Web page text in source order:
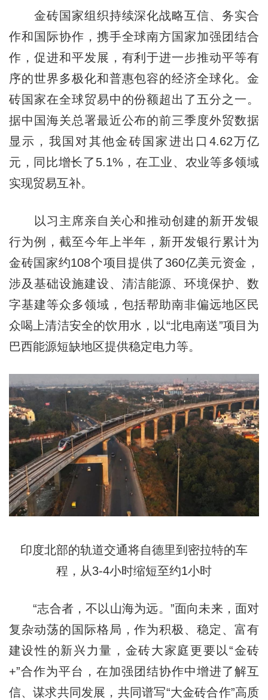
金砖国家组织持续深化战略互信、务实合
作和国际协作，携手全球南方国家加强团结合
作，促进和平发展，有利于进一步推动平等有
序的世界多极化和普惠包容的经济全球化。金
砖国家在全球贸易中的份额超出了五分之一。
据中国海关总署最近公布的前三季度外贸数据
显示，我国对其他金砖国家进出口4.62万亿
元，同比增长了5.1%，在工业、农业等多领域
实现贸易互补。
以习主席亲自关心和推动创建的新开发银
行为例，截至今年上半年，新开发银行累计为
金砖国家约108个项目提供了360亿美元资金，
涉及基础设施建设、清洁能源、环境保护、数
字基建等众多领域，包括帮助南非偏远地区民
众喝上清洁安全的饮用水，以“北电南送”项目为
巴西能源短缺地区提供稳定电力等。
印度北部的轨道交通将自德里到密拉特的车
程，从3-4小时缩短至约1小时
“志合者，不以山海为远。”面向未来，面对
复杂动荡的国际格局，作为积极、稳定、富有
建设性的新兴力量，金砖大家庭更要以“金砖
+”合作为平台，在加强团结协作中增进了解互
信、谋求共同发展，共同谱写“大金砖合作”高质